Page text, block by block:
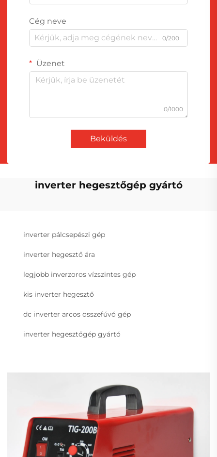
Cég neve
0/200
Üzenet
0/1000
Beküldés
inverter hegesztőgép gyártó
inverter pálcsepészi gép
inverter hegesztő ára
legjobb inverzoros vízszintes gép
kis inverter hegesztő
dc inverter arcos összefúvó gép
inverter hegesztőgép gyártó